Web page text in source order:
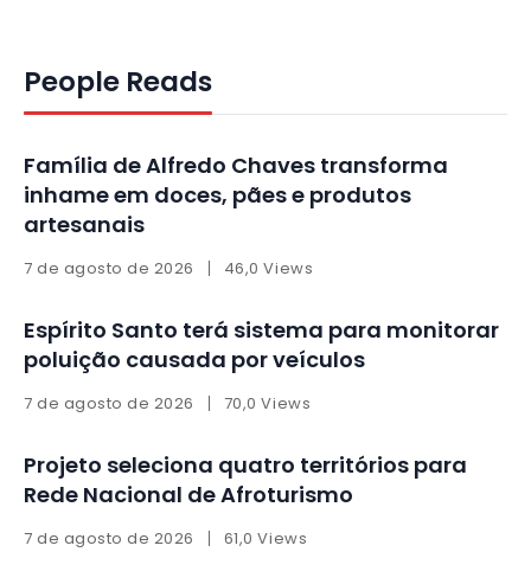
People Reads
Família de Alfredo Chaves transforma
inhame em doces, pães e produtos
artesanais
7 de agosto de 2026 46,0 Views
Espírito Santo terá sistema para monitorar
poluição causada por veículos
7 de agosto de 2026 70,0 Views
Projeto seleciona quatro territórios para
Rede Nacional de Afroturismo
7 de agosto de 2026 61,0 Views